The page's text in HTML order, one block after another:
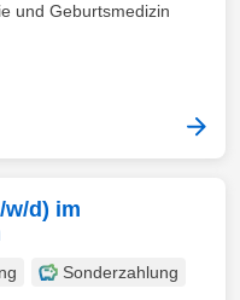
und Geburtsmedizin
w/d) im
Sonderzahlung